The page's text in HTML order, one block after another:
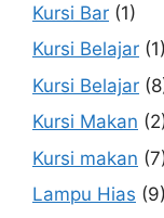
Kursi Bar (1)
Kursi Belajar (1)
Kursi Belajar
Kursi Makan
Kursi makan
Lampu Hias (9)